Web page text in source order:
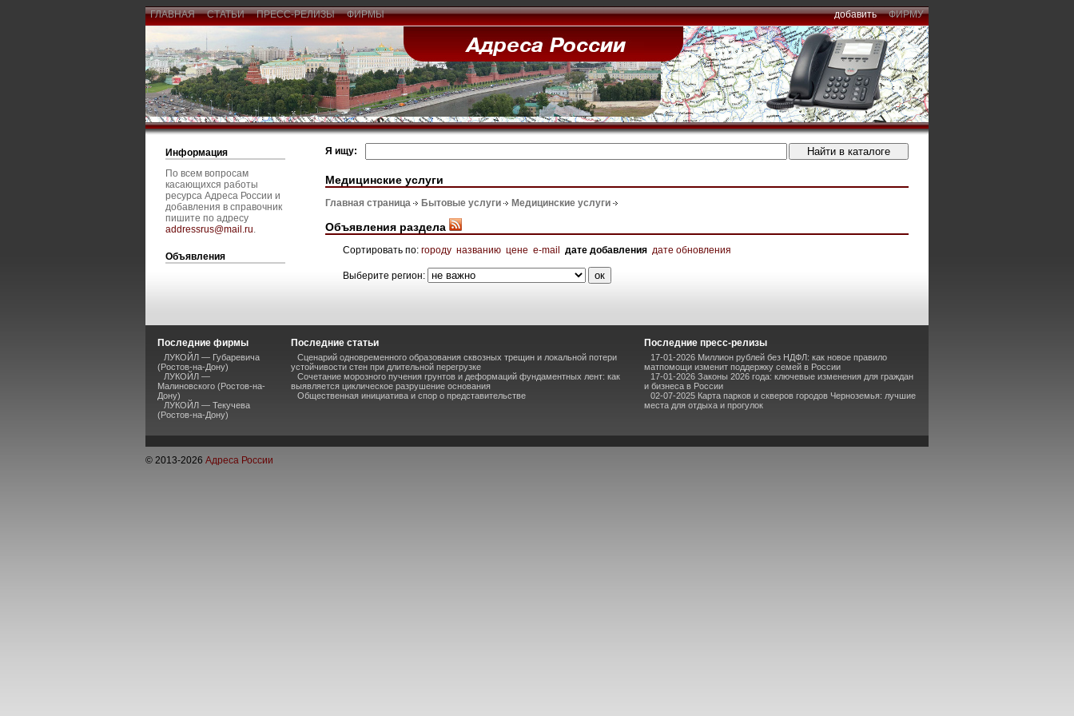
ГЛАВНАЯ СТАТЬИ ПРЕСС-РЕЛИЗЫ ФИРМЫ добавить ФИРМУ
Информация
По всем вопросам
касающихся работы
ресурса Адреса России и
добавления в справочник
пишите по адресу
addressrus@mail.ru.
Объявления
Я ищу:
Медицинские услуги
Главная страница Бытовые услуги Медицинские услуги
Объявления раздела
Сортировать по: городу названию цене e-mail дате добавления дате обновления
Выберите регион:
Последние фирмы
ЛУКОЙЛ — Губаревича
(Ростов-на-Дону)
ЛУКОЙЛ —
Малиновского (Ростов-на-
Дону)
ЛУКОЙЛ — Текучева
(Ростов-на-Дону)
Последние статьи
Сценарий одновременного образования сквозных трещин и локальной потери
устойчивости стен при длительной перегрузке
Сочетание морозного пучения грунтов и деформаций фундаментных лент: как
выявляется циклическое разрушение основания
Общественная инициатива и спор о представительстве
Последние пресс-релизы
17-01-2026 Миллион рублей без НДФЛ: как новое правило
матпомощи изменит поддержку семей в России
17-01-2026 Законы 2026 года: ключевые изменения для граждан
и бизнеса в России
02-07-2025 Карта парков и скверов городов Черноземья: лучшие
места для отдыха и прогулок
© 2013-2026 Адреса России